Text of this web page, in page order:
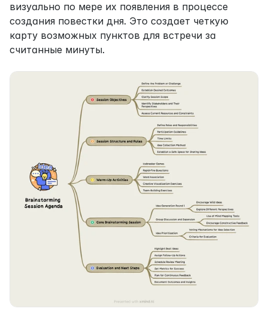
визуально по мере их появления в процессе
создания повестки дня. Это создает четкую
карту возможных пунктов для встречи за
считанные минуты.